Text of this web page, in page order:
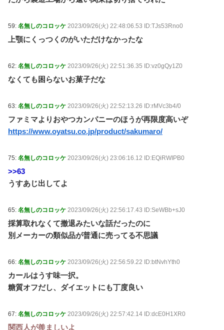
59: 名無しのコロッケ 2023/09/26(火) 22:48:06.53 ID:TJs53Rno0
上顎にくっつくのがいただけなかったな
62: 名無しのコロッケ 2023/09/26(火) 22:51:36.35 ID:vz0gQy1Z0
なくても困らないお菓子だな
63: 名無しのコロッケ 2023/09/26(火) 22:52:13.26 ID:rMVc3b4/0
ファミマよりおやつカンパニーのほうが再限度高いぞ
https://www.oyatsu.co.jp/product/sakumaro/
75: 名無しのコロッケ 2023/09/26(火) 23:06:16.12 ID:EQiRWIPB0
>>63
うすあじ出してよ
65: 名無しのコロッケ 2023/09/26(火) 22:56:17.43 ID:SeWBb+sJ0
採算取れなくて撤退みたいな話だったのに
別メーカーの類似品が普通に売ってる不思議
66: 名無しのコロッケ 2023/09/26(火) 22:56:59.22 ID:btNvhYth0
カールはうす味一択。
糖質オフだし、ダイエットにも丁度良い
67: 名無しのコロッケ 2023/09/26(火) 22:57:42.14 ID:dcE0H1XR0
関西人が羨ましいよ